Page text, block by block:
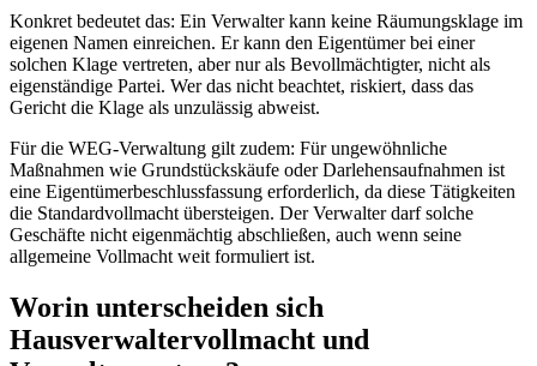
Konkret bedeutet das: Ein Verwalter kann keine Räumungsklage im
eigenen Namen einreichen. Er kann den Eigentümer bei einer
solchen Klage vertreten, aber nur als Bevollmächtigter, nicht als
eigenständige Partei. Wer das nicht beachtet, riskiert, dass das
Gericht die Klage als unzulässig abweist.
Für die WEG-Verwaltung gilt zudem: Für ungewöhnliche
Maßnahmen wie Grundstückskäufe oder Darlehensaufnahmen ist
eine Eigentümerbeschlussfassung erforderlich, da diese Tätigkeiten
die Standardvollmacht übersteigen. Der Verwalter darf solche
Geschäfte nicht eigenmächtig abschließen, auch wenn seine
allgemeine Vollmacht weit formuliert ist.
Worin unterscheiden sich
Hausverwaltervollmacht und